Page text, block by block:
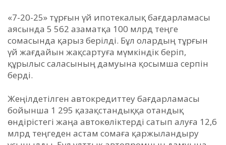
«7-20-25» тұрғын үй ипотекалық бағдарламасы
аясында 5 562 азаматқа 100 млрд теңге
сомасында қарыз берілді. Бұл олардың тұрғын
үй жағдайын жақсартуға мүмкіндік беріп,
құрылыс саласының дамуына қосымша серпін
берді.
Жеңілдетілген автокредиттеу бағдарламасы
бойынша 1 295 қазақстандыққа отандық
өндірістегі жаңа автокөліктерді сатып алуға 12,6
млрд теңгеден астам сомаға қаржыландыру